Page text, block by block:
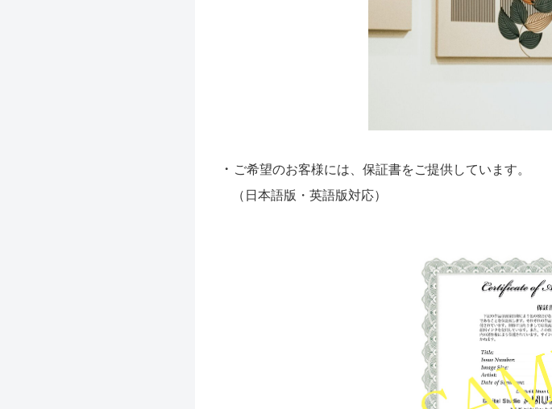
・ ご希望のお客様には、保証書をご提供しています。
（日本語版・英語版対応）